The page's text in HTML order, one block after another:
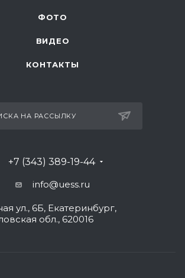
ФОТО
ВИДЕО
КОНТАКТЫ
НА РАССЫЛКУ
+7 (343) 389-19-44
info@uess.ru
ул., 6Б, Екатеринбург,
обл., 620016